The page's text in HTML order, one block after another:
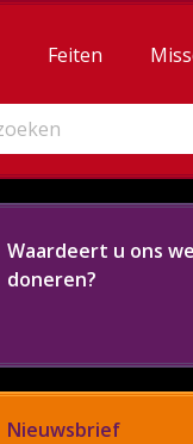
Feiten
Waardeert u ons
doneren?
Nieuwsbrief